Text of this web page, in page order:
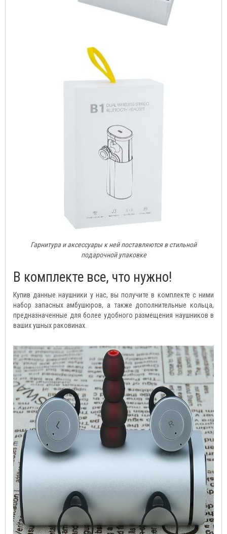
Гарнитура и аксессуары к ней поставляются в стильной
подарочной упаковке
В комплекте все, что нужно!
Купив данные наушники у нас, вы получите в комплекте с ними
набор запасных амбушюров, а также дополнительные кольца,
предназначенные для более удобного размещения наушников в
ваших ушных раковинах.